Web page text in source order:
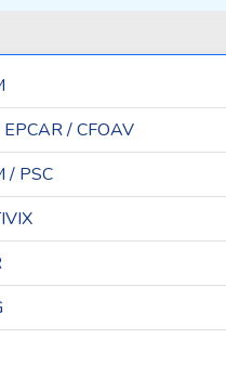
/ CFOAV
/ PSC